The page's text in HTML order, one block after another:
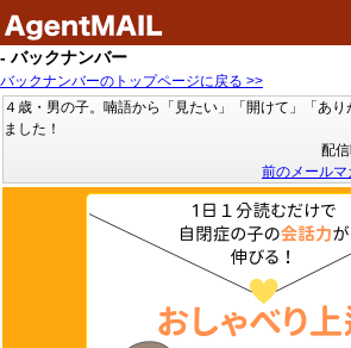
- バックナンバー
バックナンバーのトップページに戻る >>
４歳・男の子。喃語から「見たい」「開けて」「あり
ました！
配
前のメールマ